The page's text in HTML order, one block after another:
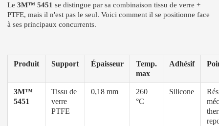
Le 3M™ 5451 se distingue par sa combinaison tissu de verre +
PTFE, mais il n'est pas le seul. Voici comment il se positionne face
à ses principaux concurrents.
Produit Support Épaisseur
Temp.
max
Adhésif
3M™
5451
Tissu de
verre
PTFE
0,18 mm
260
°C
Silicone